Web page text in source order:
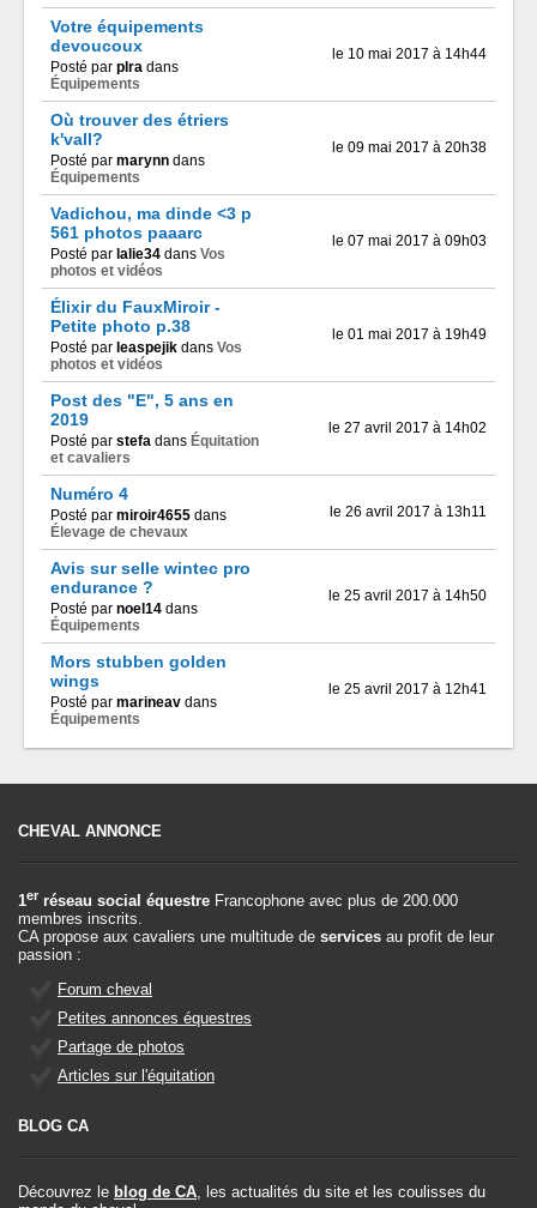
Votre équipements
devoucoux
Posté par plra dans
Équipements
le 10 mai 2017 à 14h44
Où trouver des étriers
k'vall?
Posté par marynn dans
Équipements
le 09 mai 2017 à 20h38
Vadichou, ma dinde <3 p
561 photos paaarc
Posté par lalie34 dans Vos
photos et vidéos
le 07 mai 2017 à 09h03
Élixir du FauxMiroir -
Petite photo p.38
Posté par leaspejik dans Vos
photos et vidéos
le 01 mai 2017 à 19h49
Post des "E", 5 ans en
2019
Posté par stefa dans Équitation
et cavaliers
le 27 avril 2017 à 14h02
Numéro 4
Posté par miroir4655 dans
Élevage de chevaux
le 26 avril 2017 à 13h11
Avis sur selle wintec pro
endurance ?
Posté par noel14 dans
Équipements
le 25 avril 2017 à 14h50
Mors stubben golden
wings
Posté par marineav dans
Équipements
le 25 avril 2017 à 12h41
CHEVAL ANNONCE
1er réseau social équestre Francophone avec plus de 200.000
membres inscrits.
CA propose aux cavaliers une multitude de services au profit de leur
passion :
Forum cheval
Petites annonces équestres
Partage de photos
Articles sur l'équitation
BLOG CA
Découvrez le blog de CA, les actualités du site et les coulisses du